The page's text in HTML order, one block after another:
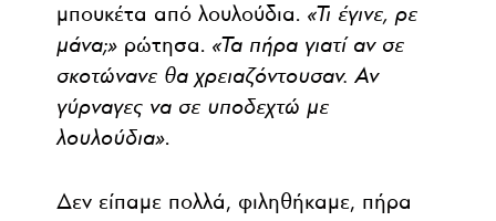
μπουκέτα από λουλούδια. «Τι έγινε, ρε
μάνα;»ρώτησα. «Τα πήρα γιατί αν σε
σκοτώνανε θα χρειαζόντουσαν. Αν
γύρναγες να σε υποδεχτώ με
λουλούδια».
Δεν είπαμε πολλά, φιληθήκαμε, πήρα